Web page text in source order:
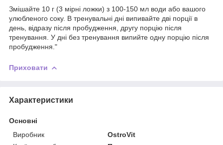
Змішайте 10 г (3 мірні ложки) з 100-150 мл води або вашого
улюбленого соку. В тренувальні дні випивайте дві порції в
день, відразу після пробудження, другу порцію після
тренування. У дні без тренування випийте одну порцію після
пробудження."
Приховати
Характеристики
Основні
Виробник
OstroVit